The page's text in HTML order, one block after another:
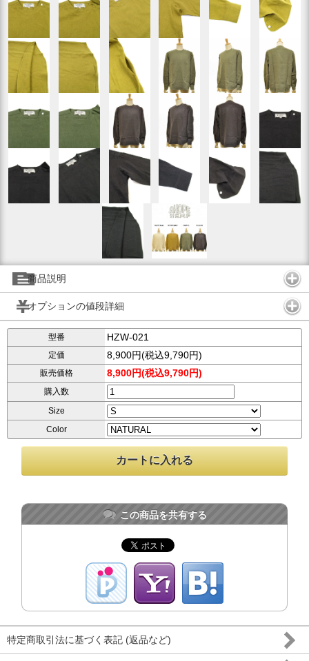
商品説明
オプションの値段詳細
型番 HZW-021
定価 8,900円(税込9,790円)
販売価格 8,900円(税込9,790円)
購入数
Size
Color
この商品を共有する
特定商取引法に基づく表記 (返品など)